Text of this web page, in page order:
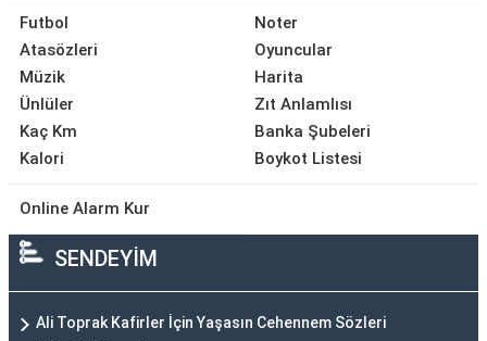
Futbol
Atasözleri
Müzik
Ünlüler
Kaç Km
Kalori
Noter
Oyuncular
Harita
Zıt Anlamlısı
Banka Şubeleri
Boykot Listesi
Online Alarm Kur
SENDEYİM
Ali Toprak Kafirler İçin Yaşasın Cehennem Sözleri